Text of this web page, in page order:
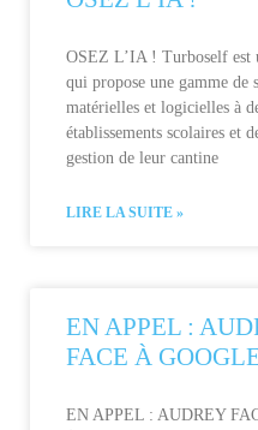
OSEZ L’IA ! Turboself est
qui propose une gamme de
matérielles et logicielles à
établissements scolaires et
gestion de leur cantine
LIRE LA SUITE »
EN APPEL :
FACE À
EN APPEL : AUDREY